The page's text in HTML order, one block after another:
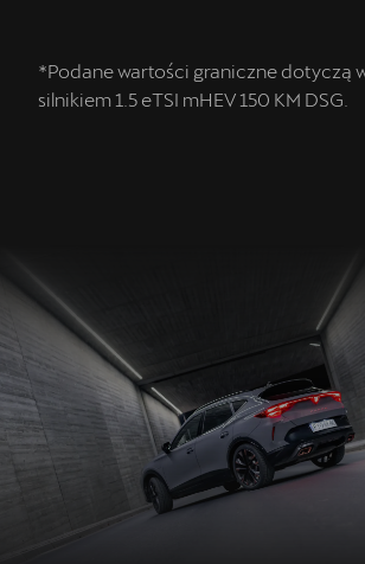
*Podane wartości graniczne dotyczą
silnikiem 1.5 eTSI mHEV 150 KM DSG.